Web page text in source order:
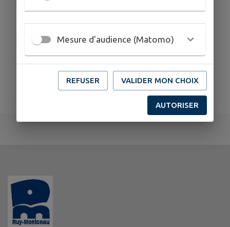
Mesure d'audience (Matomo)
REFUSER VALIDER MON CHOIX
AUTORISER